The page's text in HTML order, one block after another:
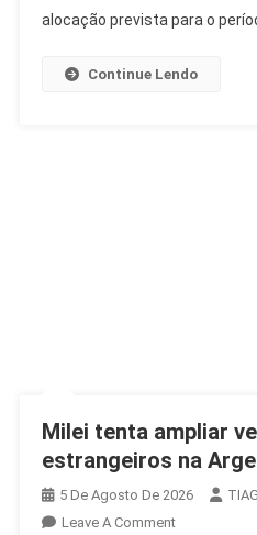
Latina
alocação prevista para o
Continue Lendo
Milei tenta ampliar
estrangeiros na
5 De Agosto De 2026
Leave A CommentOn